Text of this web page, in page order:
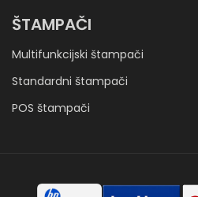
ŠTAMPAČI
Multifunkcijski štampači
Standardni štampači
POS štampači